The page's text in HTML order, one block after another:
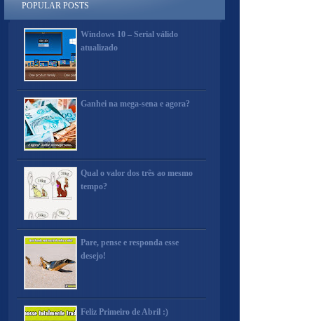
POPULAR POSTS
Windows 10 – Serial válido
atualizado
Ganhei na mega-sena e agora?
Qual o valor dos três ao mesmo
tempo?
Pare, pense e responda esse
desejo!
Feliz Primeiro de Abril :)